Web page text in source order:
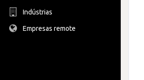
Indústrias
Empresas remote